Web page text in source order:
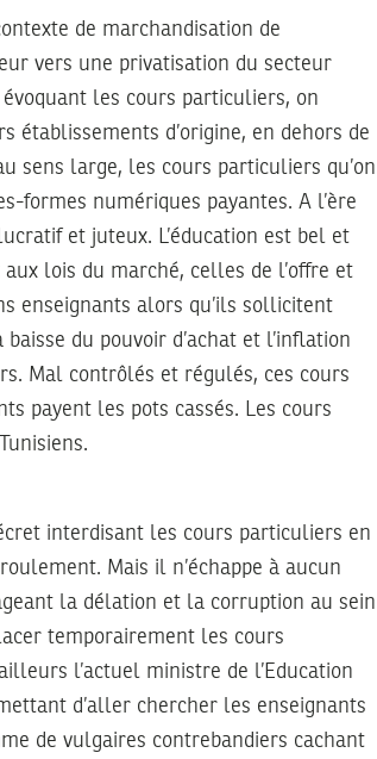
de marchandisation de
vers une privatisation du secteur
évoquant les cours particuliers, on
établissements d’origine, en dehors de
sens large, les cours particuliers qu’on
formes numériques payantes. A l’ère
et juteux. L’éducation est bel et
lois du marché, celles de l’offre et
enseignants alors qu’ils sollicitent
du pouvoir d’achat et l’inflation
Mal contrôlés et régulés, ces cours
payent les pots cassés. Les cours
interdisant les cours particuliers en
Mais il n’échappe à aucun
la délation et la corruption au sein
temporairement les cours
l’actuel ministre de l’Education
d’aller chercher les enseignants
de vulgaires contrebandiers cachant